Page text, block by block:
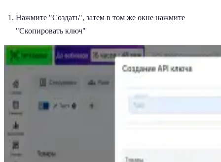
Нажмите "Создать", затем в том же окне нажмите
"Скопировать ключ"